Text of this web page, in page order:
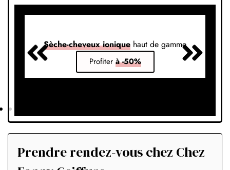
Sèche-cheveux ionique haut de gamme
Profiter à -50%
Prendre rendez-vous chez Chez